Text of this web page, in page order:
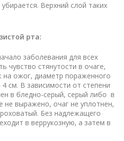
Верхний слой таких
рта:
заболевания для всех
чувство стянутости в очаге,
на ожог, диаметр пораженного
см. В зависимости от степени
в бледно-серый, серый либо в
не выражено, очаг не уплотнен,
Без надлежащего
в веррукозную, а затем в